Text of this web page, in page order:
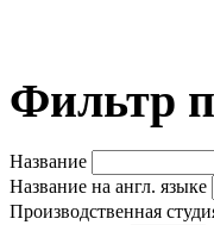
Фильтр
Название
Название на англ. языке
Производственная